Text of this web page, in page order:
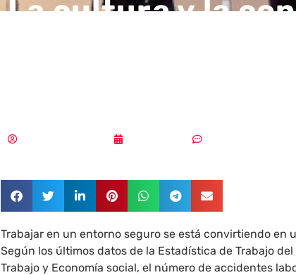
La cultura y la
Trabajar en un entorno seguro se está convirtiendo en
Según los últimos datos de la Estadística de Trabajo
Trabajo y Economía social, el número de accidentes